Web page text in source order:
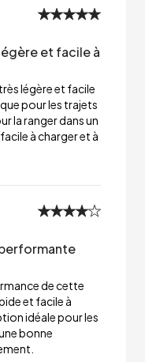
et facile à
légère et facile
pour les trajets
la ranger dans un
à charger et à
de cette
et facile à
idéale pour les
bonne